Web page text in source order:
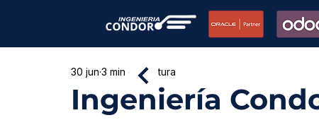
Ingeniería
30 jun 3 min de lectura